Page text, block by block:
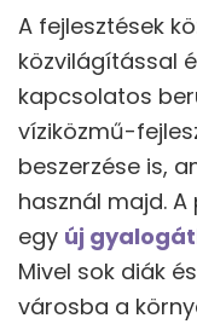
A fejlesztések
közvilágítással
kapcsolatos
víziközmű-
beszerzése is,
használ majd.
egy új
Mivel sok diák
városba a